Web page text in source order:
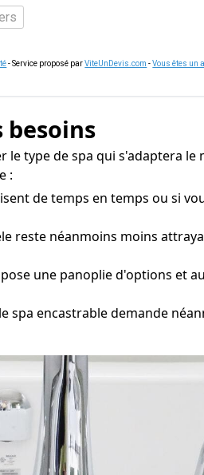
- Service proposé parViteUnDevis.com -Vous êtes un
besoins
type de spa qui s'adaptera le
:
de temps en temps ou si
reste néanmoins moins
une panoplie d'options et
encastrable demande